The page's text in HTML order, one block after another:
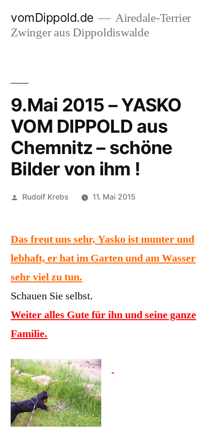
Inhalt
vomDippold.de
Airedale-Terrier
Zwinger aus Dippoldiswalde
9.Mai 2015 – YASKO
VOM DIPPOLD aus
Chemnitz – schöne
Bilder von ihm !
Veröffentlicht
Rudolf Krebs 11. Mai 2015
Das freut uns sehr, Yasko ist munter und
lebhaft, er hat im Garten und am Wasser
sehr viel zu tun.
Schauen Sie selbst.
Weiter alles Gute für ihn und seine ganze
Familie.